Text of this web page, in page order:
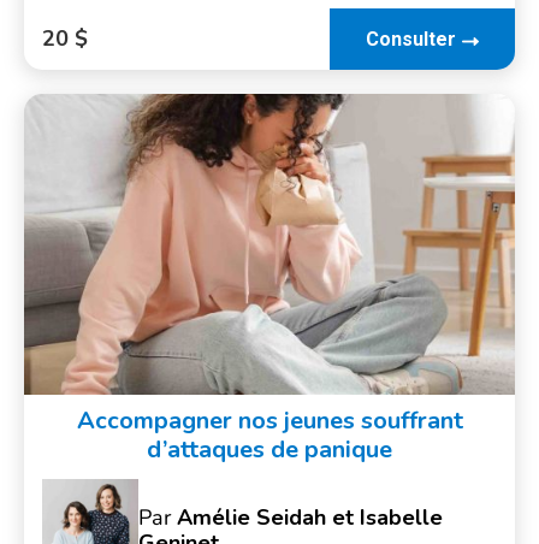
20 $
Consulter
Accompagner nos jeunes souffrant
d’attaques de panique
ParAmélie Seidah et Isabelle